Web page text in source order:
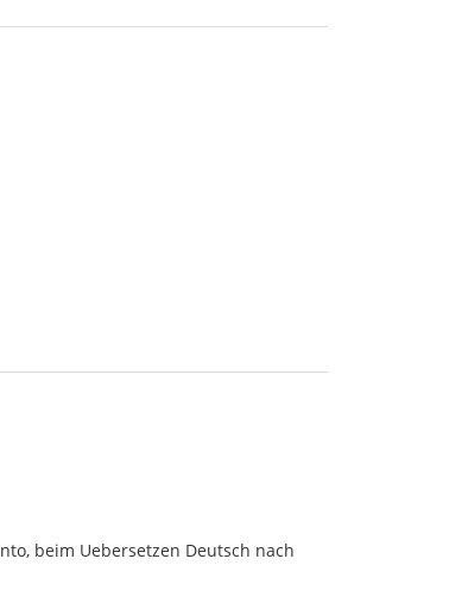
beim Uebersetzen Deutsch nach